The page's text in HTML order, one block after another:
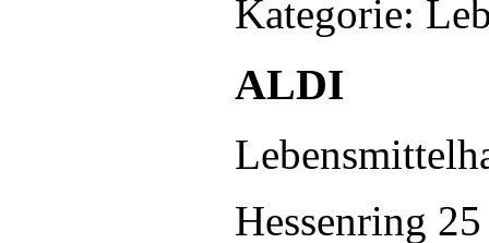
Kategorie:
ALDI
Hessenring 25